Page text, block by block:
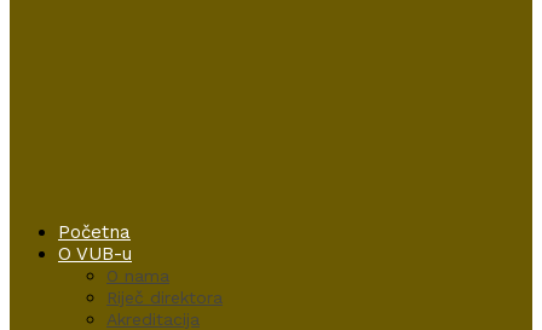
Početna
O VUB-u
O nama
Riječ direktora
Akreditacija